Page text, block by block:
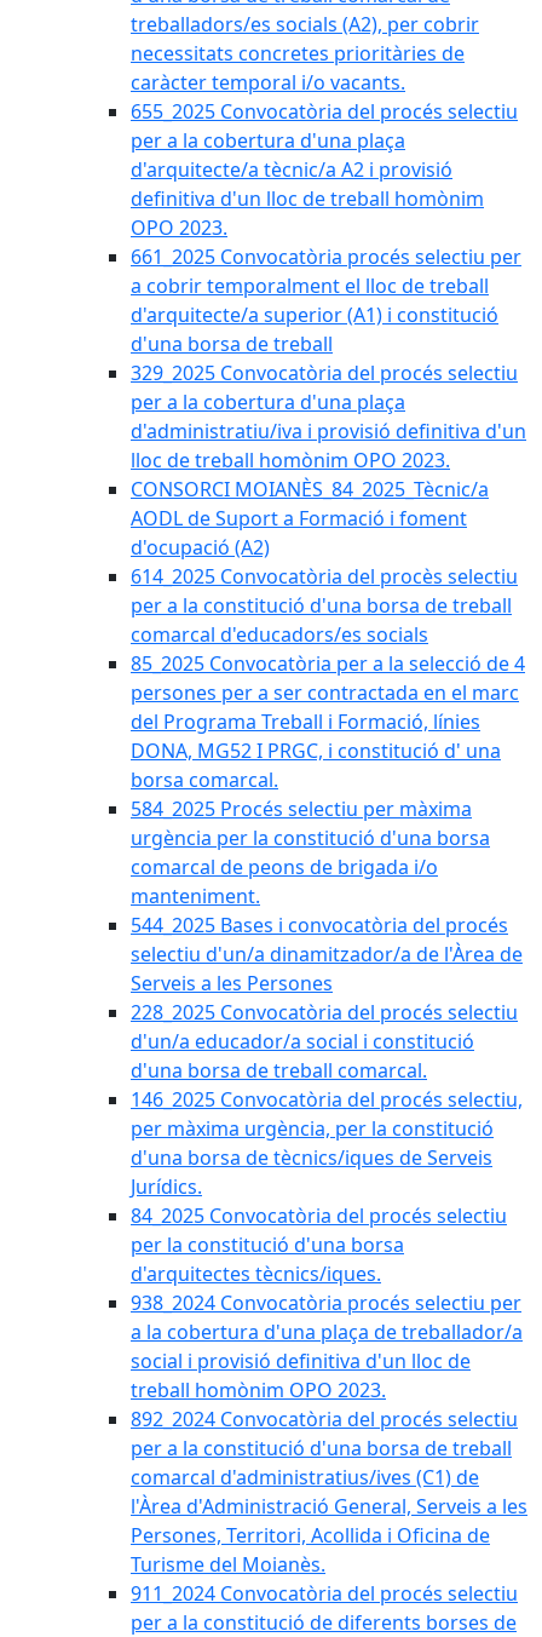
treballadors/es socials (A2), per cobrir
necessitats concretes prioritàries de
caràcter temporal i/o vacants.
655_2025 Convocatòria del procés selectiu
per a la cobertura d'una plaça
d'arquitecte/a tècnic/a A2 i provisió
definitiva d'un lloc de treball homònim
OPO 2023.
661_2025 Convocatòria procés selectiu per
a cobrir temporalment el lloc de treball
d'arquitecte/a superior (A1) i constitució
d'una borsa de treball
329_2025 Convocatòria del procés selectiu
per a la cobertura d'una plaça
d'administratiu/iva i provisió definitiva d'un
lloc de treball homònim OPO 2023.
CONSORCI MOIANÈS_84_2025_Tècnic/a
AODL de Suport a Formació i foment
d'ocupació (A2)
614_2025 Convocatòria del procès selectiu
per a la constitució d'una borsa de treball
comarcal d'educadors/es socials
85_2025 Convocatòria per a la selecció de 4
persones per a ser contractada en el marc
del Programa Treball i Formació, línies
DONA, MG52 I PRGC, i constitució d' una
borsa comarcal.
584_2025 Procés selectiu per màxima
urgència per la constitució d'una borsa
comarcal de peons de brigada i/o
manteniment.
544_2025 Bases i convocatòria del procés
selectiu d'un/a dinamitzador/a de l'Àrea de
Serveis a les Persones
228_2025 Convocatòria del procés selectiu
d'un/a educador/a social i constitució
d'una borsa de treball comarcal.
146_2025 Convocatòria del procés selectiu,
per màxima urgència, per la constitució
d'una borsa de tècnics/iques de Serveis
Jurídics.
84_2025 Convocatòria del procés selectiu
per la constitució d'una borsa
d'arquitectes tècnics/iques.
938_2024 Convocatòria procés selectiu per
a la cobertura d'una plaça de treballador/a
social i provisió definitiva d'un lloc de
treball homònim OPO 2023.
892_2024 Convocatòria del procés selectiu
per a la constitució d'una borsa de treball
comarcal d'administratius/ives (C1) de
l'Àrea d'Administració General, Serveis a les
Persones, Territori, Acollida i Oficina de
Turisme del Moianès.
911_2024 Convocatòria del procés selectiu
per a la constitució de diferents borses de